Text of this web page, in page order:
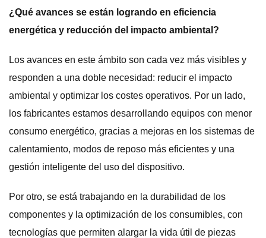
¿Qué avances se están logrando en eficiencia
energética y reducción del impacto ambiental?
Los avances en este ámbito son cada vez más visibles y
responden a una doble necesidad: reducir el impacto
ambiental y optimizar los costes operativos. Por un lado,
los fabricantes estamos desarrollando equipos con menor
consumo energético, gracias a mejoras en los sistemas de
calentamiento, modos de reposo más eficientes y una
gestión inteligente del uso del dispositivo.
Por otro, se está trabajando en la durabilidad de los
componentes y la optimización de los consumibles, con
tecnologías que permiten alargar la vida útil de piezas